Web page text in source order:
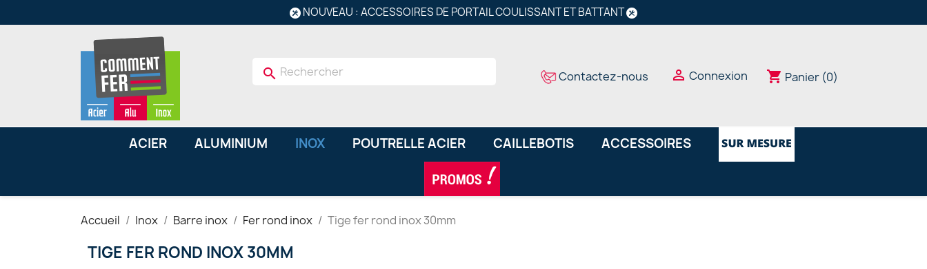
NOUVEAU : ACCESSOIRES DE PORTAIL COULISSANT ET BATTANT
search Contactez-nous  Connexion shopping_cart Panier (0)
ACIER ALUMINIUM INOX POUTRELLE ACIER CAILLEBOTIS ACCESSOIRES
Accueil Inox Barre inox Fer rond inox Tige fer rond inox 30mm
TIGE FER ROND INOX 30MM